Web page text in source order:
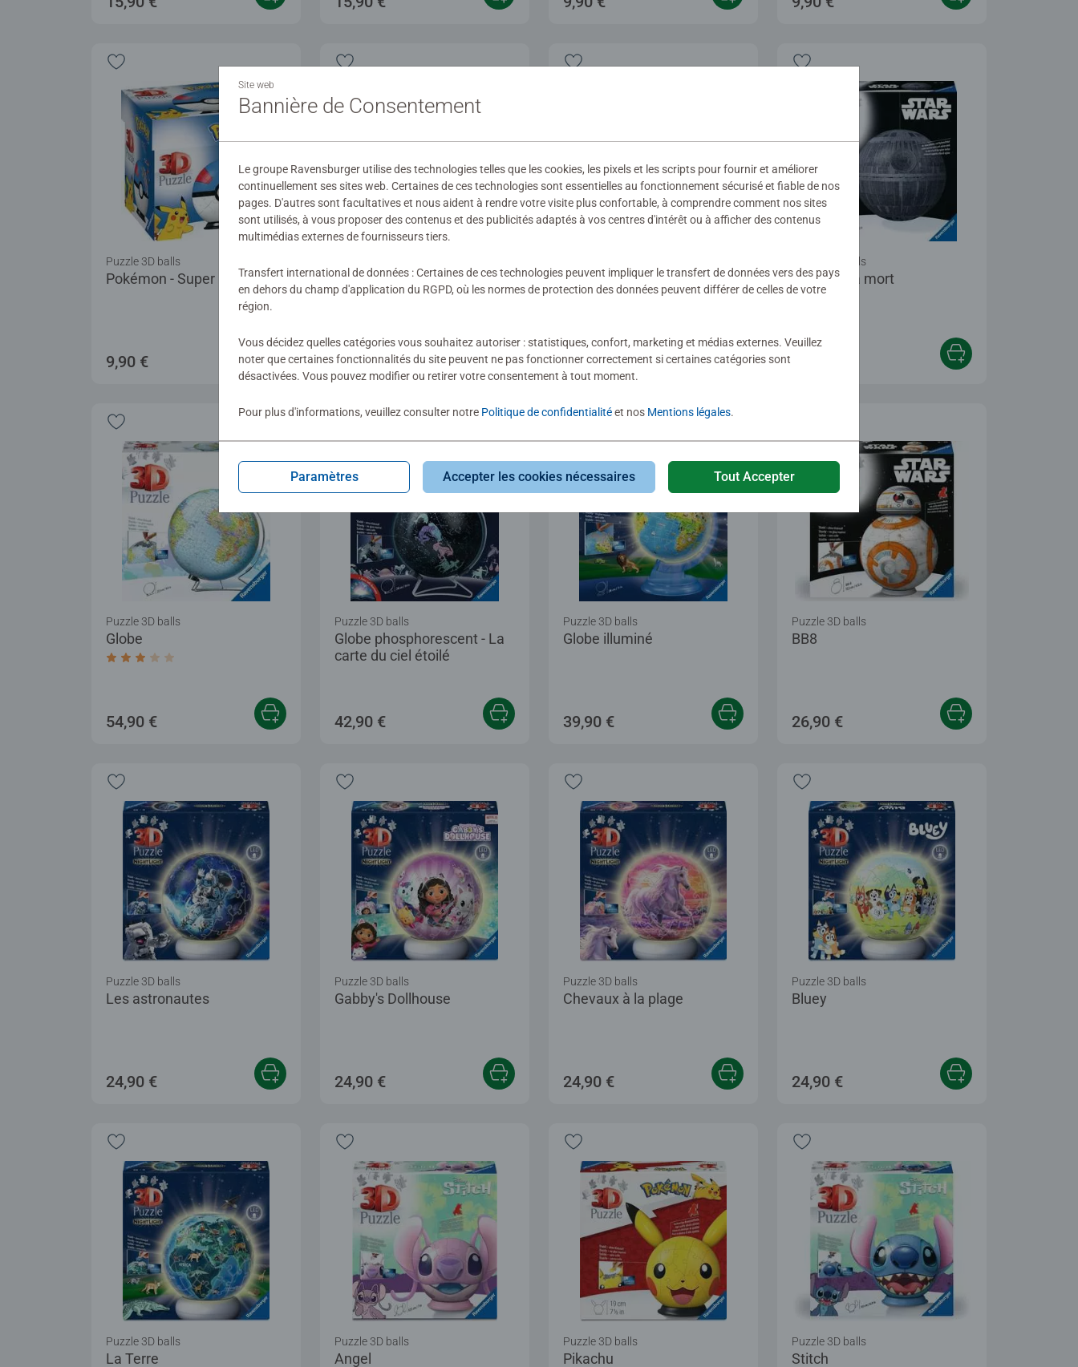
Pokémon - Super Ball
Puzzle 3D balls
9,90 €
Pokémon - Master Ball
9,90 €
Système solaire
64,90 €
Etoile de la mort
Puzzle 3D balls
Globe
Average rating 3,0 out of 5 stars.
Puzzle 3D balls
54,90 €
Globe phosphorescent - La
carte du ciel étoilé
Puzzle 3D balls
42,90 €
Globe illuminé
Puzzle 3D balls
39,90 €
BB8
Puzzle 3D balls
26,90 €
Les astronautes
Puzzle 3D balls
24,90 €
Gabby's Dollhouse
Puzzle 3D balls
24,90 €
Chevaux à la plage
Puzzle 3D balls
24,90 €
Bluey
Puzzle 3D balls
24,90 €
La Terre
Puzzle 3D balls
Angel
Puzzle 3D balls
Pikachu
Puzzle 3D balls
Stitch
Puzzle 3D balls
Site web
Bannière de Consentement
Le groupe Ravensburger utilise des technologies telles que les cookies, les pixels et les scripts pour fournir et améliorer
continuellement ses sites web. Certaines de ces technologies sont essentielles au fonctionnement sécurisé et fiable de nos
pages. D'autres sont facultatives et nous aident à rendre votre visite plus confortable, à comprendre comment nos sites
sont utilisés, à vous proposer des contenus et des publicités adaptés à vos centres d'intérêt ou à afficher des contenus
multimédias externes de fournisseurs tiers.
Transfert international de données : Certaines de ces technologies peuvent impliquer le transfert de données vers des pays
en dehors du champ d'application du RGPD, où les normes de protection des données peuvent différer de celles de votre
région.
Vous décidez quelles catégories vous souhaitez autoriser : statistiques, confort, marketing et médias externes. Veuillez
noter que certaines fonctionnalités du site peuvent ne pas fonctionner correctement si certaines catégories sont
désactivées. Vous pouvez modifier ou retirer votre consentement à tout moment.
Pour plus d'informations, veuillez consulter notre Politique de confidentialitéet nos Mentions légales.
Paramètres Accepter les cookies nécessaires Tout Accepter